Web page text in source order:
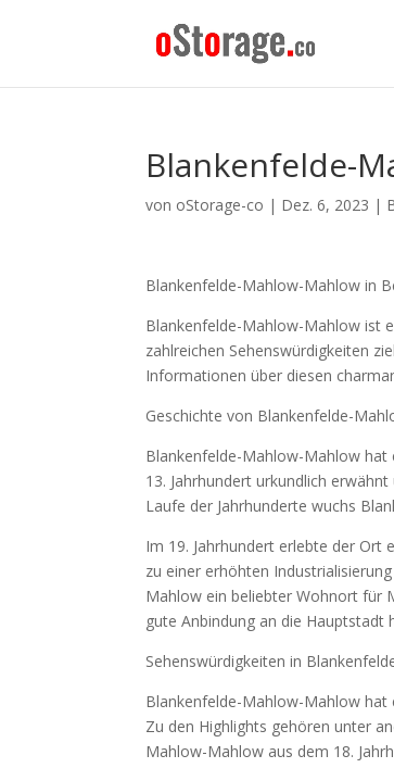
Blankenfelde-
von oStorage-co | Dez. 6, 2023 |
Blankenfelde-Mahlow-Mahlow in
Blankenfelde-Mahlow-Mahlow ist
zahlreichen Sehenswürdigkeiten
Informationen über diesen
Geschichte von Blankenfelde-
Blankenfelde-Mahlow-Mahlow hat
13. Jahrhundert urkundlich
Laufe der Jahrhunderte wuchs
Im 19. Jahrhundert erlebte der Ort
zu einer erhöhten
Mahlow ein beliebter Wohnort für
gute Anbindung an die Hauptstadt
Sehenswürdigkeiten in
Blankenfelde-Mahlow-Mahlow hat
Zu den Highlights gehören unter
Mahlow-Mahlow aus dem 18.